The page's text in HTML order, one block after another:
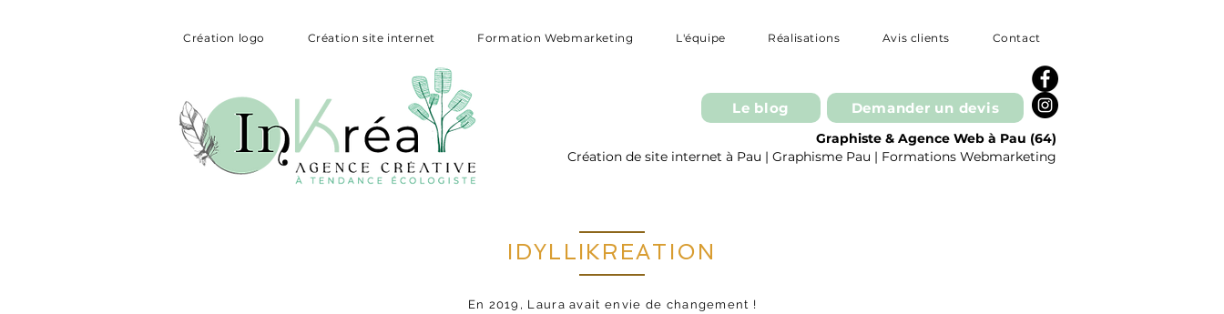
Création logo Création site internet Formation Webmarketing L'équipe Réalisations Avis clients Contact
Demander un devis
Graphiste & Agence Web à Pau (64)
Création de site internet à Pau | Graphisme Pau | Formations Webmarketing
Le blog
IDYLLIKREATION
En 2019, Laura avait envie de changement !